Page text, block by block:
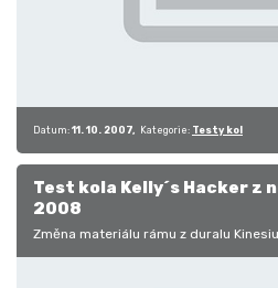
Datum: 11. 10. 2007 Kategorie: Testy kol
Test kola Kelly´s Hacker z
2008
Změna materiálu rámu z duralu
značky Easton je pouze jednou z